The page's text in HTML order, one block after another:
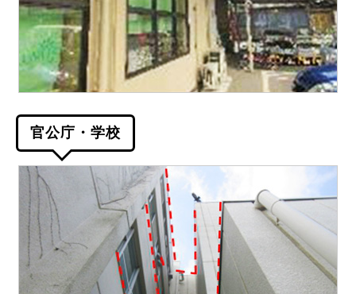
官公庁・学校